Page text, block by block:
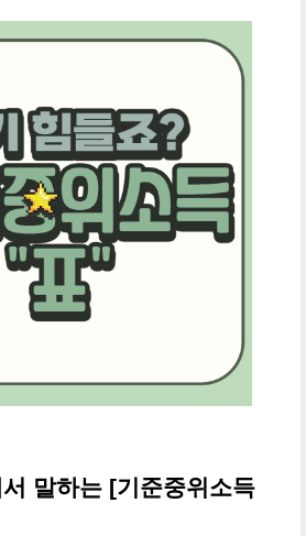
말하는 [기준중위소득